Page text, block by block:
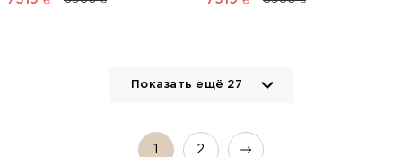
Показать ещё 27
1 2